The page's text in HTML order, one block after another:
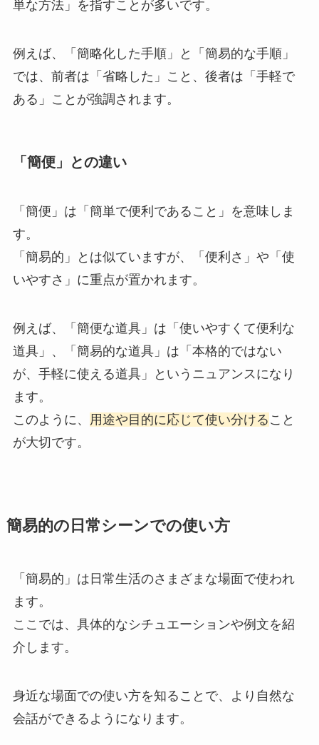
単な方法」を指すことが多いです。
例えば、「簡略化した手順」と「簡易的な手順」
では、前者は「省略した」こと、後者は「手軽で
ある」ことが強調されます。
「簡便」との違い
「簡便」は「簡単で便利であること」を意味しま
す。
「簡易的」とは似ていますが、「便利さ」や「使
いやすさ」に重点が置かれます。
例えば、「簡便な道具」は「使いやすくて便利な
道具」、「簡易的な道具」は「本格的ではない
が、手軽に使える道具」というニュアンスになり
ます。
このように、
用途や目的に応じて使い分ける こと
が大切です。
簡易的の日常シーンでの使い方
「簡易的」は日常生活のさまざまな場面で使われ
ます。
ここでは、具体的なシチュエーションや例文を紹
介します。
身近な場面での使い方を知ることで、より自然な
会話ができるようになります。